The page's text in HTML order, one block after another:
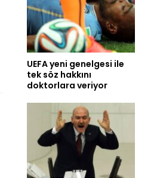
UEFA yeni genelgesi ile
tek söz hakkını
doktorlara veriyor